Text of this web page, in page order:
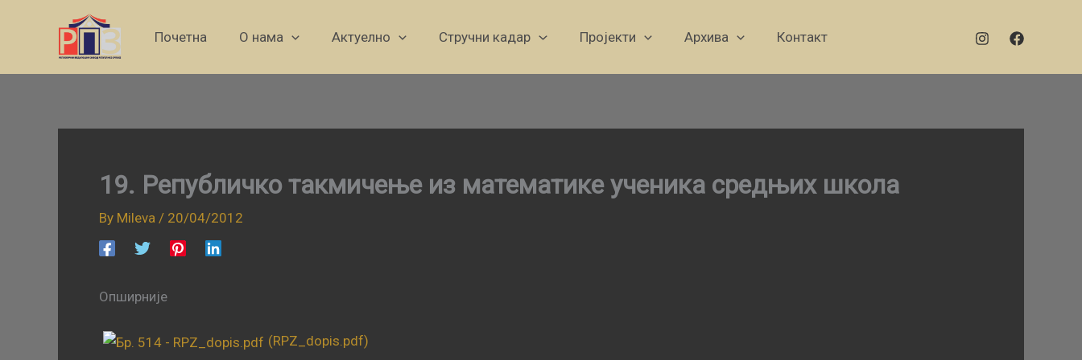
Почетна О нама Актуелно Стручни кадар Пројекти Архива Контакт
19. Републичко такмичење из математике ученика средњих школа
By Mileva / 20/04/2012
Опширније
(RPZ_dopis.pdf)